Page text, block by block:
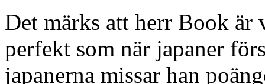
Det märks att herr Book är
perfekt som när japaner
japanerna missar han